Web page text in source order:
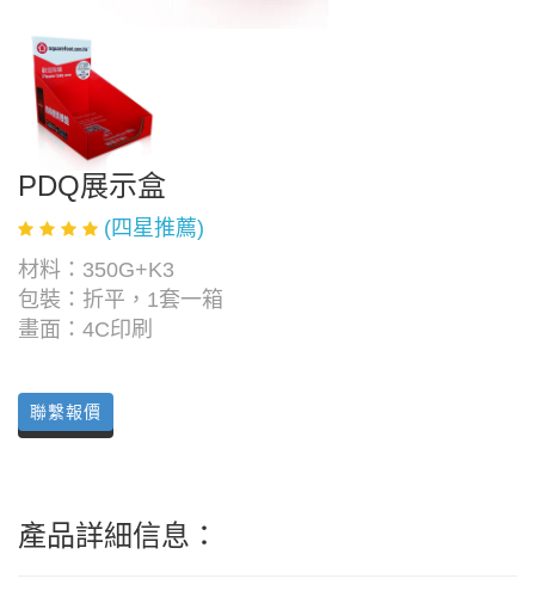
PDQ展示盒
(四星推薦)
材料：350G+K3
包裝：折平，1套一箱
畫面：4C印刷
聯繫報價
產品詳細信息：